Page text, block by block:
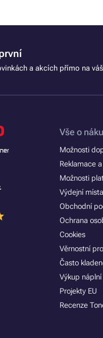
a akcích přímo na
Vše o
Možnosti
Reklamace
Možnosti
Výdejní místa
Obchodní
Ochrana
Cookies
Věrnostní
Často
Výkup
Projekty EU
Recenze